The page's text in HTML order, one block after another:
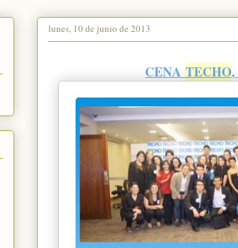
lunes, 10 de junio de 2013
CENA TECHO